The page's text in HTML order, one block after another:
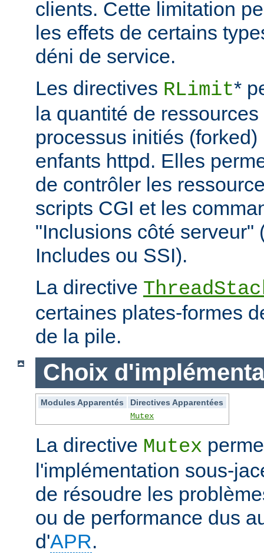
clients. Cette limitation
les effets de certains
déni de service.
Les directives RLimit*
la quantité de
processus initiés
enfants httpd. Elles
de contrôler les
scripts CGI et les
"Inclusions côté serveur"
Includes ou SSI).
La directive
certaines plates-formes
de la pile.
Choix
Modules Apparentés
Directives Apparentées
Mutex
La directive Mutex
l'implémentation sous-
de résoudre les
ou de performance dus
d'APR.